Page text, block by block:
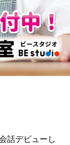
話デビューし